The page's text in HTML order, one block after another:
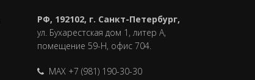
РФ, 192102, г. Санкт-Петербург,
ул. Бухарестская дом 1, литер А,
помещение 59-Н, офис 704.
MAX +7 (981) 190-30-30